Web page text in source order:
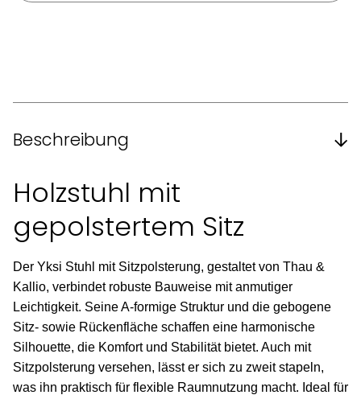
Beschreibung
Holzstuhl mit
gepolstertem Sitz
Der Yksi Stuhl mit Sitzpolsterung, gestaltet von Thau &
Kallio, verbindet robuste Bauweise mit anmutiger
Leichtigkeit. Seine A-formige Struktur und die gebogene
Sitz- sowie Rückenfläche schaffen eine harmonische
Silhouette, die Komfort und Stabilität bietet. Auch mit
Sitzpolsterung versehen, lässt er sich zu zweit stapeln,
was ihn praktisch für flexible Raumnutzung macht. Ideal für